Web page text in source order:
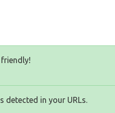
detected in your URLs.